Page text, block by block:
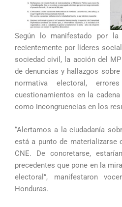
Según lo manifestado por la
recientemente por líderes
sociedad civil, la acción del
de denuncias y hallazgos
normativa electoral,
cuestionamientos en la
como incongruencias en los
“Alertamos a la ciudadanía
está a punto de materializarse
CNE. De concretarse,
precedentes que pone en la
electoral”, manifestaron
Honduras.